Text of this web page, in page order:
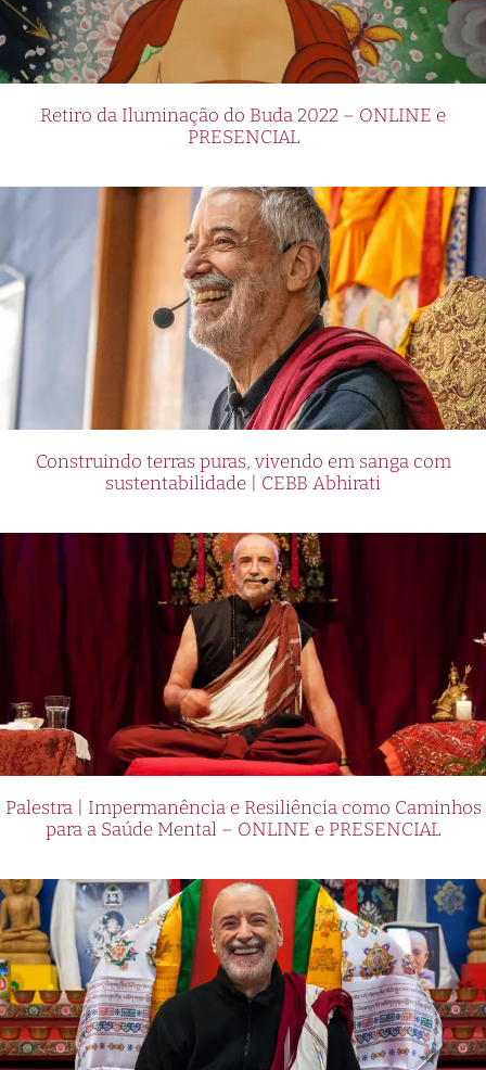
Retiro da Iluminação do Buda 2022 – ONLINE e
PRESENCIAL
Construindo terras puras, vivendo em sanga com
sustentabilidade | CEBB Abhirati
Palestra | Impermanência e Resiliência como Caminhos
para a Saúde Mental – ONLINE e PRESENCIAL